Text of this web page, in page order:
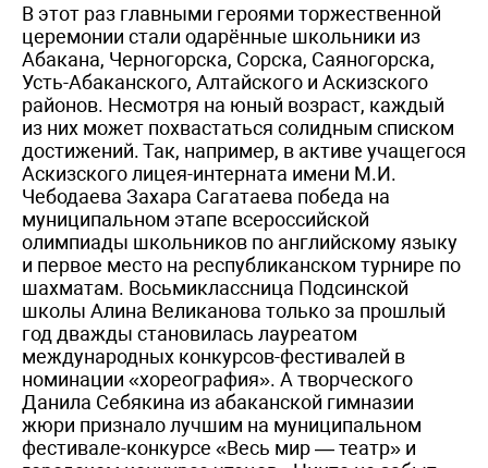
В этот раз главными героями торжественной
церемонии стали одарённые школьники из
Абакана, Черногорска, Сорска, Саяногорска,
Усть-Абаканского, Алтайского и Аскизского
районов. Несмотря на юный возраст, каждый
из них может похвастаться солидным списком
достижений. Так, например, в активе учащегося
Аскизского лицея-интерната имени М.И.
Чебодаева Захара Сагатаева победа на
муниципальном этапе всероссийской
олимпиады школьников по английскому языку
и первое место на республиканском турнире по
шахматам. Восьмиклассница Подсинской
школы Алина Великанова только за прошлый
год дважды становилась лауреатом
международных конкурсов-фестивалей в
номинации «хореография». А творческого
Данила Себякина из абаканской гимназии
жюри признало лучшим на муниципальном
фестивале-конкурсе «Весь мир — театр» и